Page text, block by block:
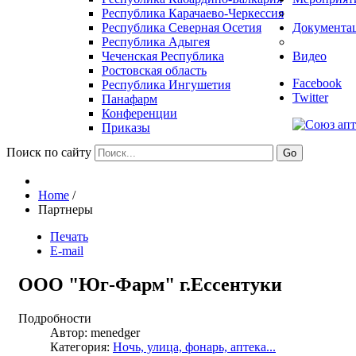
Республика Карачаево-Черкессия
Республика Северная Осетия
Республика Адыгея
Чеченская Республика
Ростовская область
Республика Ингушетия
Панафарм
Конференции
Приказы
Видео
Facebook
Twitter
Поиск по сайту Go
Home /
Партнеры
Печать
E-mail
ООО "Юг-Фарм" г.Ессентуки
Подробности
Автор: menedger
Категория: Ночь, улица, фонарь, аптека...